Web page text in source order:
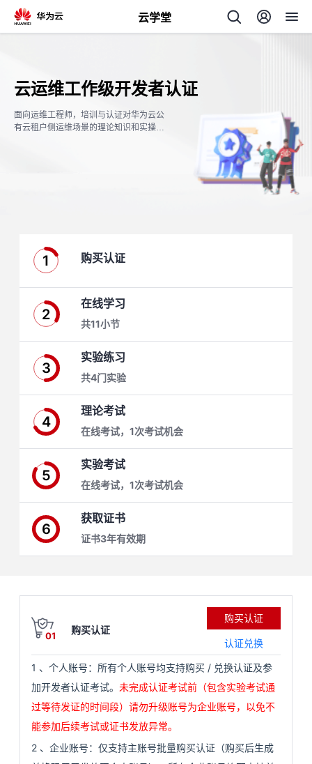
云学堂
习
径
在
课
程
实
验
我
的
活
动
我
的
关
我
的
课
我
的我实
云运维工作级开发者认证
面向运维工程师，培训与认证对华为云公
有云租户侧运维场景的理论知识和实操能
1 购买认证
2
在线学习
共11小节
3
实验练习
共4门实验
4
理论考试
在线考试，1次考试机会
5
实验考试
在线考试，1次考试机会
6
获取证书
证书3年有效期
01
购买认证
购买认证
认证兑换
1 、个人账号：所有个人账号均支持购买 / 兑换认证及参
加开发者认证考试。 未完成认证考试前（包含实验考试通
过等待发证的时间段）请勿升级账号为企业账号，以免不
能参加后续考试或证书发放异常。
2 、企业账号：仅支持主账号批量购买认证（购买后生成